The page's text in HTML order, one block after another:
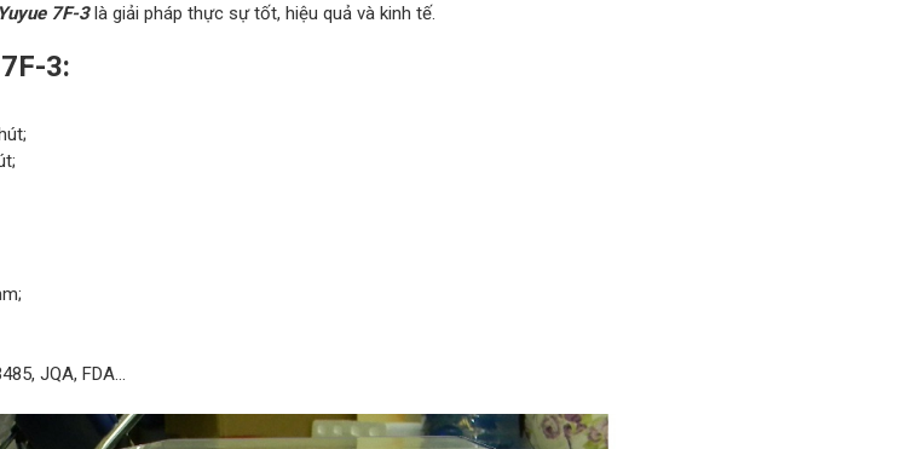
7F-3là giải pháp thực sự tốt, hiệu quả và kinh tế.
3:
JQA, FDA…